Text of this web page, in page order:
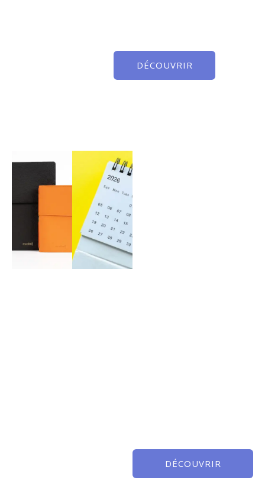
DÉCOUVRIR
DÉCOUVRIR